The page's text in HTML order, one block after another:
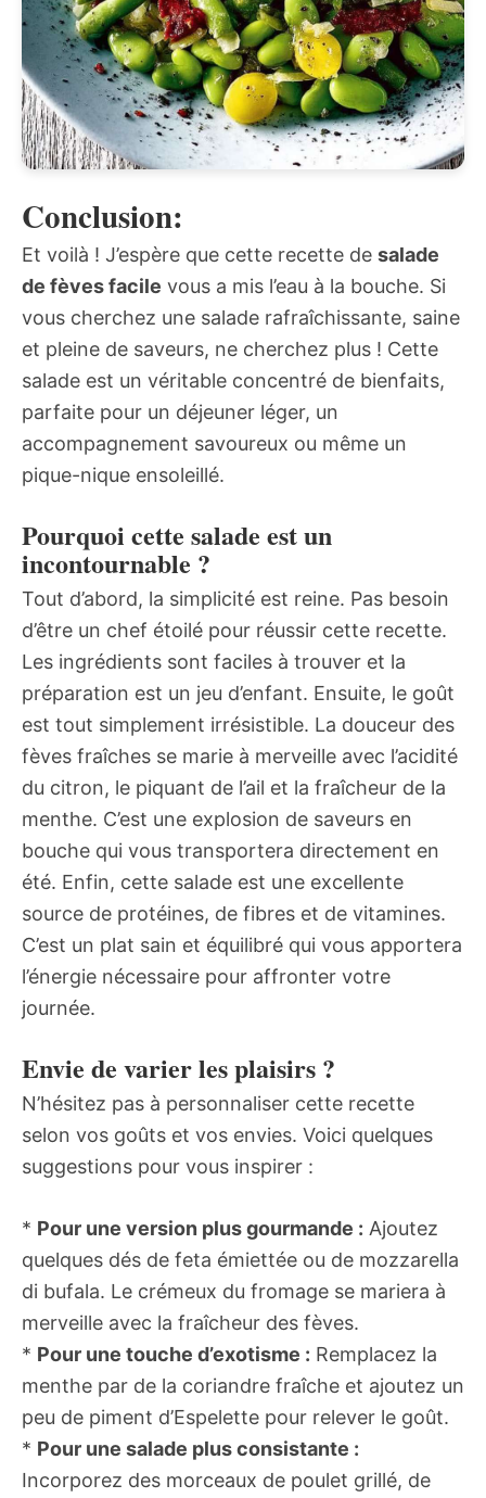
Conclusion:
Et voilà ! J’espère que cette recette de salade
de fèves facile vous a mis l’eau à la bouche. Si
vous cherchez une salade rafraîchissante, saine
et pleine de saveurs, ne cherchez plus ! Cette
salade est un véritable concentré de bienfaits,
parfaite pour un déjeuner léger, un
accompagnement savoureux ou même un
pique-nique ensoleillé.
Pourquoi cette salade est un
incontournable ?
Tout d’abord, la simplicité est reine. Pas besoin
d’être un chef étoilé pour réussir cette recette.
Les ingrédients sont faciles à trouver et la
préparation est un jeu d’enfant. Ensuite, le goût
est tout simplement irrésistible. La douceur des
fèves fraîches se marie à merveille avec l’acidité
du citron, le piquant de l’ail et la fraîcheur de la
menthe. C’est une explosion de saveurs en
bouche qui vous transportera directement en
été. Enfin, cette salade est une excellente
source de protéines, de fibres et de vitamines.
C’est un plat sain et équilibré qui vous apportera
l’énergie nécessaire pour affronter votre
journée.
Envie de varier les plaisirs ?
N’hésitez pas à personnaliser cette recette
selon vos goûts et vos envies. Voici quelques
suggestions pour vous inspirer :
* Pour une version plus gourmande : Ajoutez
quelques dés de feta émiettée ou de mozzarella
di bufala. Le crémeux du fromage se mariera à
merveille avec la fraîcheur des fèves.
* Pour une touche d’exotisme : Remplacez la
menthe par de la coriandre fraîche et ajoutez un
peu de piment d’Espelette pour relever le goût.
* Pour une salade plus consistante :
Incorporez des morceaux de poulet grillé, de